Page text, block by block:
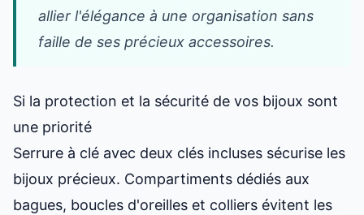
allier l'élégance à une organisation sans
faille de ses précieux accessoires.
Si la protection et la sécurité de vos bijoux sont
une priorité
Serrure à clé avec deux clés incluses sécurise les
bijoux précieux. Compartiments dédiés aux
bagues, boucles d'oreilles et colliers évitent les